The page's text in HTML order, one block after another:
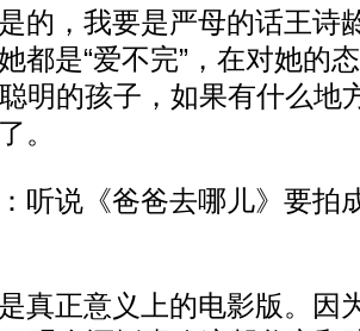
，我要是严母的话王诗
都是“爱不完”，在对她的
明的孩子，如果有什么地
。
说《爸爸去哪儿》要拍
正意义上的电影版。因